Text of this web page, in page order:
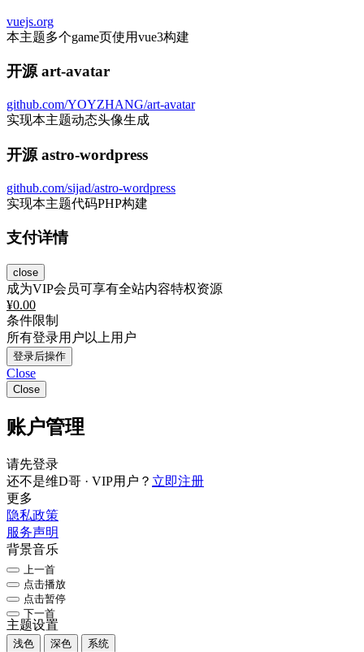
vuejs.org
本主题多个game页使用vue3构建
开源 art-avatar
github.com/YOYZHANG/art-avatar
实现本主题动态头像生成
开源 astro-wordpress
github.com/sijad/astro-wordpress
实现本主题代码PHP构建
支付详情
close
成为VIP会员可享有全站内容特权资源
¥0.00
条件限制
所有登录用户以上用户
登录后操作
Close
Close
账户管理
请先登录
还不是维D哥 · VIP用户？ 立即注册
更多
隐私政策
服务声明
背景音乐
上一首
点击播放
点击暂停
下一首
主题设置
浅色 深色
系统